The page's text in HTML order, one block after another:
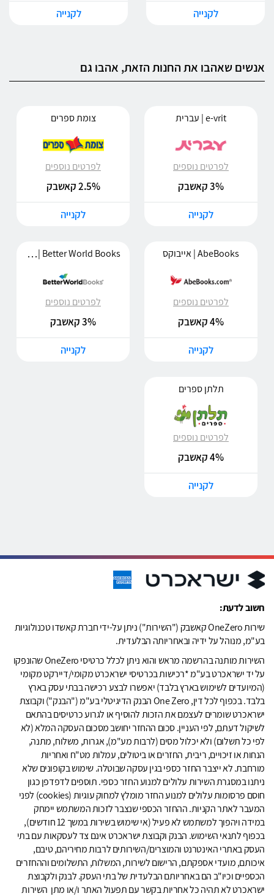
לקנייה לקנייה
אנשים שאהבו את החנות הזאת, אהבו גם
e-vrit | עברית
לפרטים נוספים
3% קאשבק
לקנייה
צומת ספרים
לפרטים נוספים
2.5% קאשבק
לקנייה
AbeBooks | אייבוקס
לפרטים נוספים
4% קאשבק
לקנייה
Better World Books | בטר וורלד בוקס
לפרטים נוספים
3% קאשבק
לקנייה
תלתן ספרים
לפרטים נוספים
4% קאשבק
לקנייה
חשוב לדעת:
שירות OneZero קאשבק ("השירות") ניתן על-ידי חברת קאשדו טכנולוגיות
בע"מ, מנוהל על ידיה ובאחריותה הבלעדית.
השירות מותנה בהרשמה מראש והוא ניתן לכלל כרטיסי OneZero שהונפקו
על יד ישראכרט בע"מ *רכישות בכרטיסי ישראכרט מקומי/דיירקט מקומי
(המיועדים לשימוש בארץ בלבד) יאפשרו לבצע רכישה בבתי עסק בארץ
בלבד. בכפוף לכל דין, One Zero הבנק הדיגיטלי בע"מ ("הבנק") וקבוצת
ישראכרט שומרים לעצמם את הזכות להוסיף או לגרוע כרטיסים בהתאם
לשיקול דעתם, לפי העניין. סכום ההחזר יחושב מסכום העסקה המלא (לא
לפי כל תשלום) ולא יכלול מסים (לרבות מע"מ), אגרות, משלוח, מתנה,
הנחות או זיכויים, ריבית, החזרים או ביטולים, עמלות מט"ח ואחריות
מורחבת. לא ייצבר החזר כספי בגין עסקה שבוטלה. שימוש בקופונים שלא
ניתנו במסגרת השירות עלולים למנוע החזר כספי. תוספים לדפדפן כגון
חוסם פרסומות עלולים למנוע החזר מומלץ למחוק עוגיות (cookies) לפני
המעבר לאתר הקניות. ההחזר הכספי שנצבר לזכות המשתמש יימחק
במידה ויהפוך למשתמש לא פעיל (אי שימוש בשירות במשך 12 חודשים),
בכפוף לתנאי השימוש. הבנק וקבוצת ישראכרט אינם צד לעסקאות עם בתי
העסק באתרי האינטרנט והמוצרים/השירותים לרבות מחיריהם, טיבם,
איכותם, מועדי אספקתם, הרישום לשירות, המשלוח, התשלומים וההחזרים
הכספיים וכיו"ב הם באחריותם הבלעדית של בתי העסק. לבנק ולקבוצת
ישראכרט לא תהיה כל אחריות בקשר עם תפעול האתר ו/או מתן השירות